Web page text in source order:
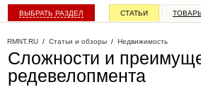
ВЫБРАТЬ РАЗДЕЛ СТАТЬИ
RMNT.RU / Статьи и обзоры / Недвижимость
Сложности и
редевелопмента